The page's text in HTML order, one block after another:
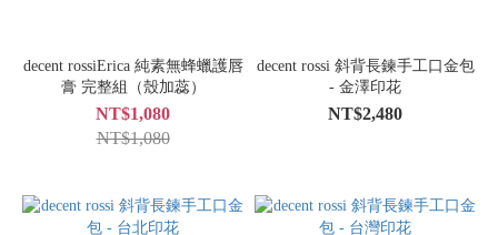
decent rossiErica 純素無蜂蠟護唇
膏 完整組（殼加蕊）
NT$1,080
NT$1,080
decent rossi 斜背長鍊手工口金包
- 金澤印花
NT$2,480